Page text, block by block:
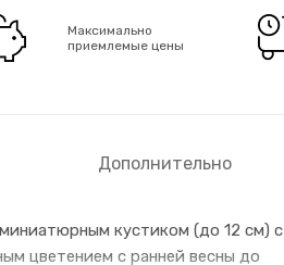
Максимально
приемлемые цены
Дополнительно
кустиком (до 12 см) с
цветением с ранней весны до